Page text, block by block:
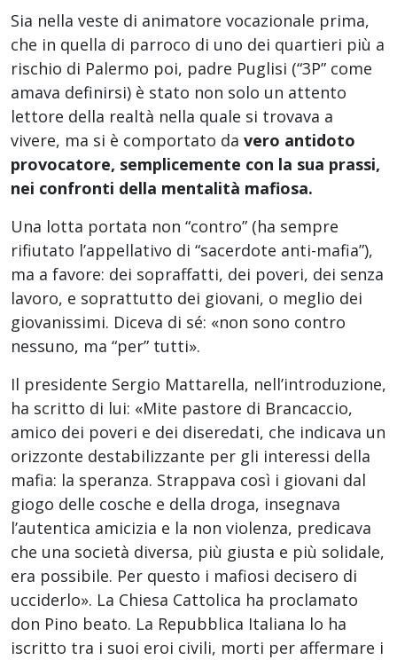
Sia nella veste di animatore vocazionale prima,
che in quella di parroco di uno dei quartieri più a
rischio di Palermo poi, padre Puglisi (“3P” come
amava definirsi) è stato non solo un attento
lettore della realtà nella quale si trovava a
vivere, ma si è comportato da vero antidoto
provocatore, semplicemente con la sua prassi,
nei confronti della mentalità mafiosa.
Una lotta portata non “contro” (ha sempre
rifiutato l’appellativo di “sacerdote anti-mafia”),
ma a favore: dei sopraffatti, dei poveri, dei senza
lavoro, e soprattutto dei giovani, o meglio dei
giovanissimi. Diceva di sé: «non sono contro
nessuno, ma “per” tutti».
Il presidente Sergio Mattarella, nell’introduzione,
ha scritto di lui: «Mite pastore di Brancaccio,
amico dei poveri e dei diseredati, che indicava un
orizzonte destabilizzante per gli interessi della
mafia: la speranza. Strappava così i giovani dal
giogo delle cosche e della droga, insegnava
l’autentica amicizia e la non violenza, predicava
che una società diversa, più giusta e più solidale,
era possibile. Per questo i mafiosi decisero di
ucciderlo». La Chiesa Cattolica ha proclamato
don Pino beato. La Repubblica Italiana lo ha
iscritto tra i suoi eroi civili, morti per affermare i